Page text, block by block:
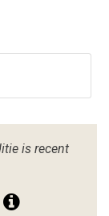
is recent